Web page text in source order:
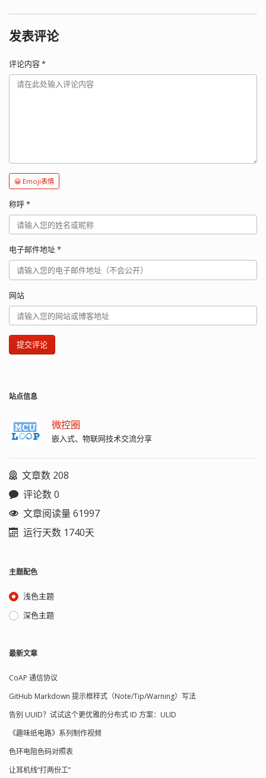
发表评论
评论内容*
😀 Emoji表情
称呼*
电子邮件地址*
网站
提交评论
站点信息
微控圈
嵌入式、物联网技术交流分享
文章数 208
评论数 0
文章阅读量 61997
运行天数 1740天
主题配色
浅色主题
深色主题
最新文章
CoAP 通信协议
GitHub Markdown 提示框样式（Note/Tip/Warning）写法
告别 UUID？试试这个更优雅的分布式 ID 方案：ULID
《趣味纸电路》系列制作视频
色环电阻色码对照表
让耳机线“打两份工”